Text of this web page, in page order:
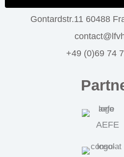
Gontardstr.11 60488
+49 (0)69 74
AEFE